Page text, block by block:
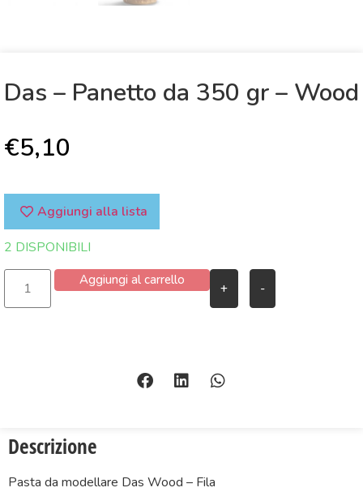
Das – Panetto da 350 gr – Wood
€5,10
Aggiungi alla lista
2 DISPONIBILI
+ -
Aggiungi al carrello
Descrizione
Pasta da modellare Das Wood – Fila